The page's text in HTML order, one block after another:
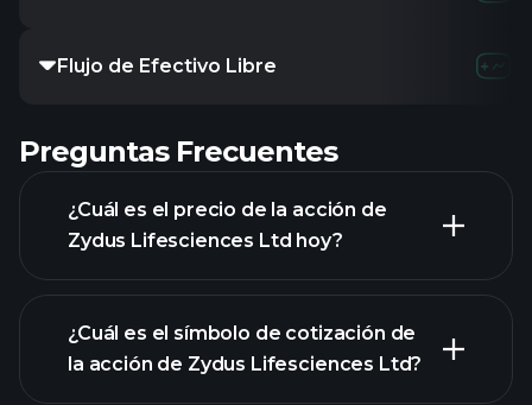
Flujo de Efectivo Libre
Preguntas Frecuentes
¿Cuál es el precio de la acción de
Zydus Lifesciences Ltd hoy?
¿Cuál es el símbolo de cotización de
la acción de Zydus Lifesciences Ltd?